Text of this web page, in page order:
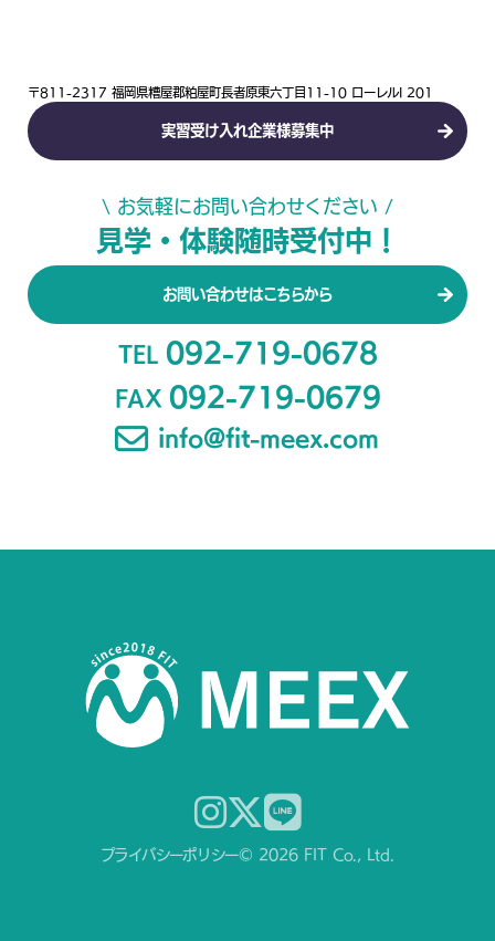
〒811-2317 福岡県糟屋郡粕屋町長者原東六丁目11-10 ローレルI 201
実習受け入れ企業様募集中
\ お気軽にお問い合わせください /
見学・体験随時受付中！
お問い合わせはこちらから
TEL 092-719-0678
FAX 092-719-0679
info@fit-meex.com
プライバシーポリシー© 2026 FIT Co., Ltd.